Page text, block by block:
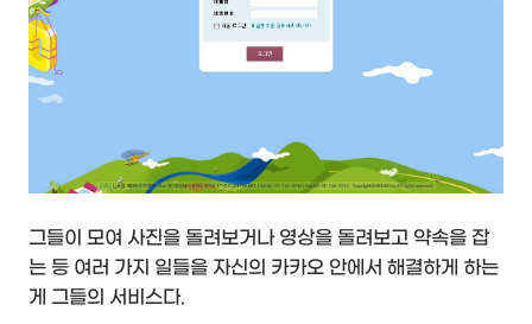
그들이 모여 사진을 돌려보거나 영상을 돌려보고 약속을 잡
는 등 여러 가지 일들을 자신의 카카오 안에서 해결하게 하는
게 그들의 서비스다.